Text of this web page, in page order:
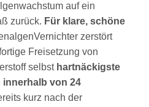
auf ein
zurück. Für klare, schöne
zerstört
Freisetzung von
selbst hartnäckigste
innerhalb von 24
kurz nach der